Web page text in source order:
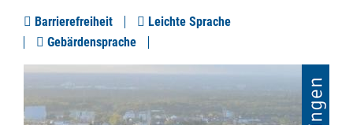
Barrierefreiheit
Leichte Sprache
Gebärdensprache